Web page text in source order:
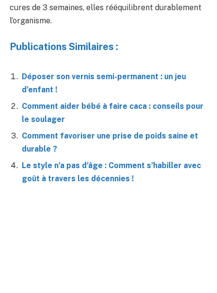
cures de 3 semaines, elles rééquilibrent durablement
l’organisme.
Publications Similaires :
Déposer son vernis semi-permanent : un jeu
d’enfant !
Comment aider bébé à faire caca : conseils pour
le soulager
Comment favoriser une prise de poids saine et
durable ?
Le style n’a pas d’âge : Comment s’habiller avec
goût à travers les décennies !